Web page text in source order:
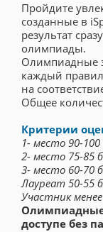
Пройдите
созданные в
результат
олимпиады.
Олимпиадные
каждый
на
Общее
Критерии
1- место 90-100
2- место 75-85
3- место 60-70
Лауреат 50-55
Участник
Олимпиадные
доступе без